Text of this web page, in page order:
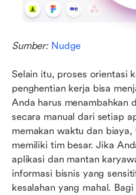
Sumber: Nudge
Selain itu, proses orientasi
penghentian kerja bisa
Anda harus menambahkan
secara manual dari setiap
memakan waktu dan
memiliki tim besar. Jika
aplikasi dan mantan
informasi bisnis yang
kesalahan yang mahal.